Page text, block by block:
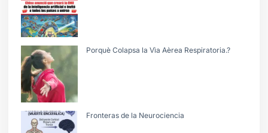
Porquè Colapsa la Vìa Aèrea Respiratoria.?
Fronteras de la Neurociencia